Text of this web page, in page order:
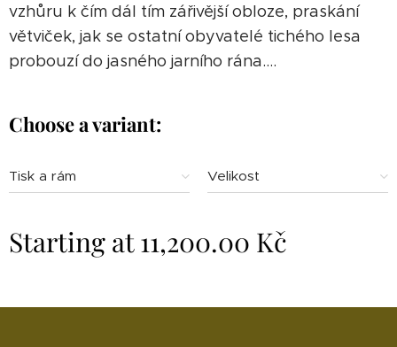
vzhůru k čím dál tím zářivější obloze, praskání
větviček, jak se ostatní obyvatelé tichého lesa
probouzí do jasného jarního rána....
Choose a variant:
Tisk a rám Velikost
Starting at11,200.00 Kč